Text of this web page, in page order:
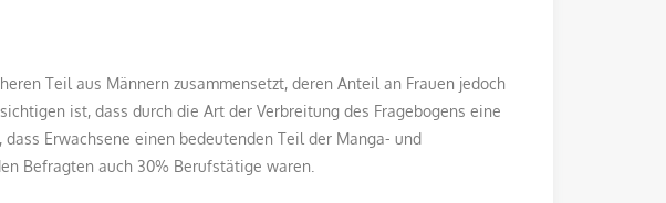
Teil aus Männern zusammensetzt, deren Anteil an Frauen jedoch
ist, dass durch die Art der Verbreitung des Fragebogens eine
Erwachsene einen bedeutenden Teil der Manga- und
Befragten auch 30% Berufstätige waren.